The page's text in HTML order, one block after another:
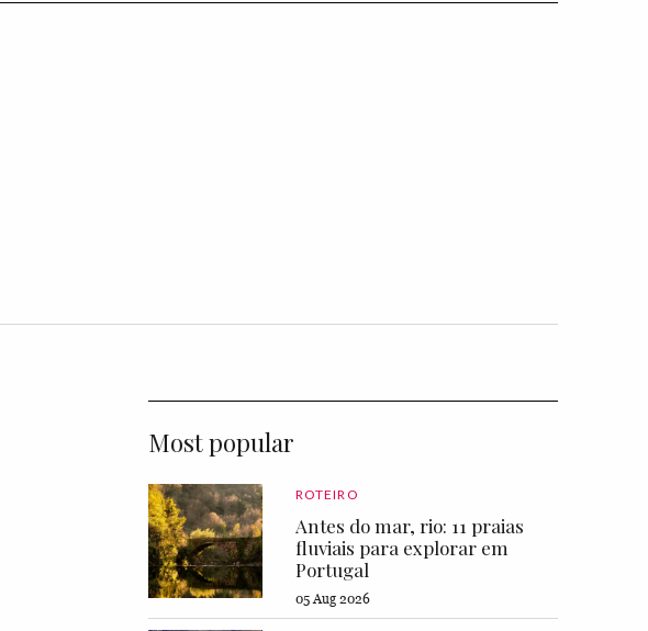
Most popular
ROTEIRO
Antes do mar, rio: 11 praias
fluviais para explorar em
Portugal
05 Aug 2026